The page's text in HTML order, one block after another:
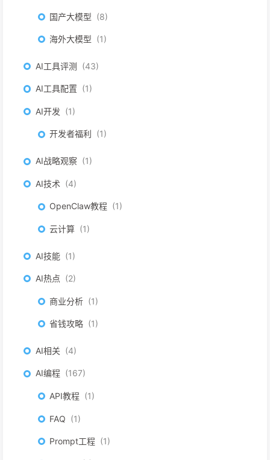
国产大模型 8
海外大模型 1
AI工具评测 43
AI工具配置 1
AI开发 1
开发者福利 1
AI战略观察 1
AI技术 4
OpenClaw教程 1
云计算 1
AI技能 1
AI热点 2
商业分析 1
省钱攻略 1
AI相关 4
AI编程 167
API教程 1
FAQ 1
Prompt工程 1